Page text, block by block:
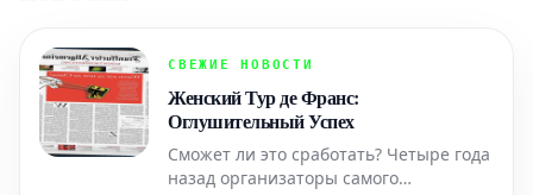
СВЕЖИЕ НОВОСТИ
Женский Тур де Франс:
Оглушительный Успех
Сможет ли это сработать? Четыре года
назад организаторы самого